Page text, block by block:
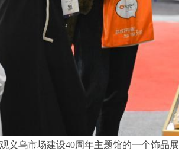
义乌市场建设40周年主题馆的一个饰品